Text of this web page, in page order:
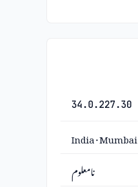
34.0.227.30
India · Mumbai
نامعلوم